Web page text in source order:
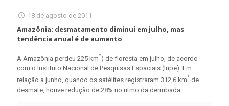
18 de agosto de 2011
Amazônia: desmatamento diminui em julho, mas
tendência anual é de aumento
A Amazônia perdeu 225 km²) de floresta em julho, de acordo
com o Instituto Nacional de Pesquisas Espaciais (Inpe). Em
relação a junho, quando os satélites registraram 312,6 km² de
desmate, houve redução de 28% no ritmo da derrubada.